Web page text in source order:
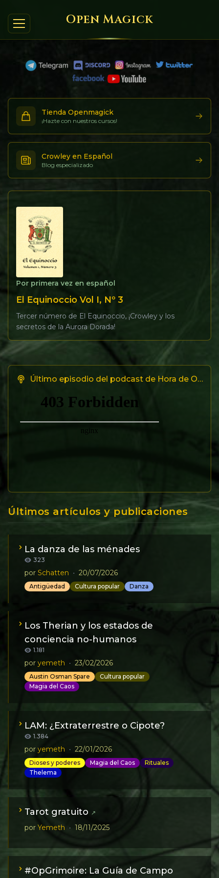
Open Magick
Tienda Openmagick
¡Hazte con nuestros cursos!
Crowley en Español
Blog especializado
Por primera vez en español
El Equinoccio Vol I, Nº 3
Tercer número de El Equinoccio, ¡Crowley y los
secretos de la Aurora Dorada!
Último episodio del podcast de Hora de Openmagick
Últimos artículos y publicaciones
La danza de las ménades
323
por Schatten • 20/07/2026
Antigüedad Cultura popular Danza
Los Therian y los estados de
conciencia no-humanos
1.181
por yemeth • 23/02/2026
Austin Osman Spare
Cultura popular
Magia del Caos
LAM: ¿Extraterrestre o Cipote?
1.384
por yemeth • 22/01/2026
Dioses y poderes Magia del Caos
Rituales
Thelema
Tarot gratuito ↗
por Yemeth • 18/11/2025
#OpGrimoire: La Guía de Campo